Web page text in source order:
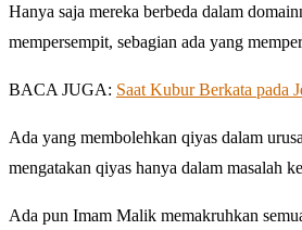
Hanya saja mereka berbeda dalam
mempersempit, sebagian ada yang
BACA JUGA: Saat Kubur Berkata pada
Ada yang membolehkan qiyas dalam
mengatakan qiyas hanya dalam masalah
Ada pun Imam Malik memakruhkan